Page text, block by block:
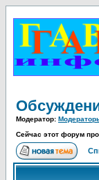
Модератор:
Сейчас этот форум